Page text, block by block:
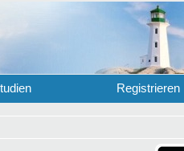
Registrieren